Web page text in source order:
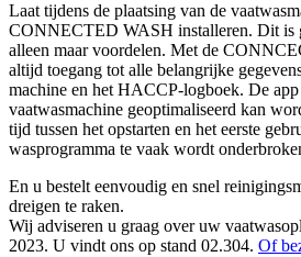
Laat tijdens de plaatsing van de
CONNECTED WASH installeren. Dit is
alleen maar voordelen. Met de
altijd toegang tot alle belangrijke
machine en het HACCP-logboek. De app
vaatwasmachine geoptimaliseerd kan
tijd tussen het opstarten en het eerste
wasprogramma te vaak wordt
En u bestelt eenvoudig en snel
dreigen te raken.
Wij adviseren u graag over uw
2023. U vindt ons op stand 02.304. Of